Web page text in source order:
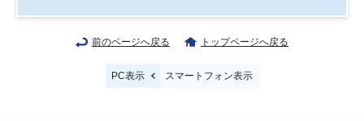
前のページへ戻る トップページへ戻る
PC表示 スマートフォン表示